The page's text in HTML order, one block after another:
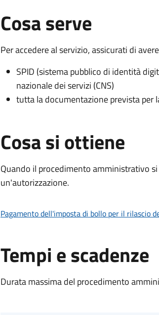
Cosa serve
Per accedere al servizio, assicurati di
SPID (sistema pubblico di identità
nazionale dei servizi (CNS)
tutta la documentazione prevista per
Cosa si ottiene
Quando il procedimento amministrativo
un'autorizzazione.
Pagamento dell'imposta di bollo per il rilascio
Tempi e scadenze
Durata massima del procedimento